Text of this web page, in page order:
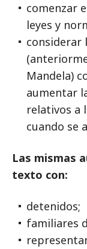
comenzar
leyes y
considerar
Mandela)
aumentar
relativos a
cuando se
Las mismas
texto con:
detenidos;
familiares